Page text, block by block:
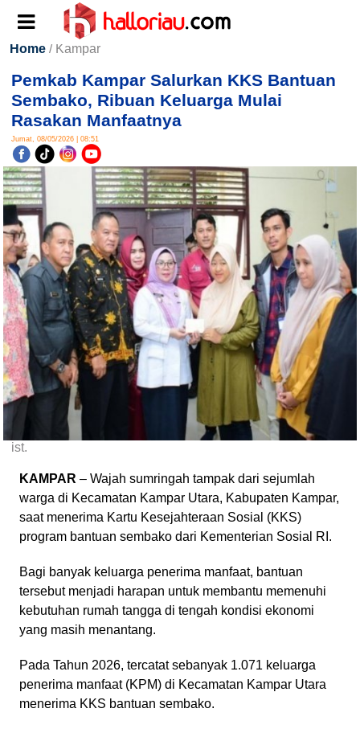
Home / Kampar
Pemkab Kampar Salurkan KKS Bantuan
Sembako, Ribuan Keluarga Mulai
Rasakan Manfaatnya
Jumat, 08/05/2026 | 08:51
ist.
KAMPAR – Wajah sumringah tampak dari sejumlah
warga di Kecamatan Kampar Utara, Kabupaten Kampar,
saat menerima Kartu Kesejahteraan Sosial (KKS)
program bantuan sembako dari Kementerian Sosial RI.
Bagi banyak keluarga penerima manfaat, bantuan
tersebut menjadi harapan untuk membantu memenuhi
kebutuhan rumah tangga di tengah kondisi ekonomi
yang masih menantang.
Pada Tahun 2026, tercatat sebanyak 1.071 keluarga
penerima manfaat (KPM) di Kecamatan Kampar Utara
menerima KKS bantuan sembako.